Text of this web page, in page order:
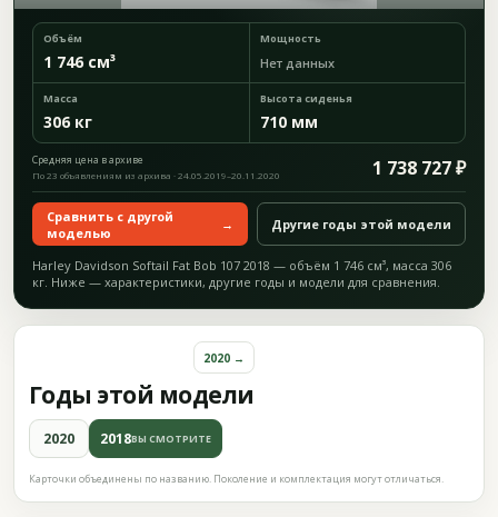
Объём
1 746 см³
Мощность
Нет данных
Масса
306 кг
Высота сиденья
710 мм
Средняя цена в архиве 1 738 727 ₽
По 23 объявлениям из архива · 24.05.2019–20.11.2020
Сравнить с другой
моделью
→ Другие годы этой модели
Harley Davidson Softail Fat Bob 107 2018 — объём 1 746 см³, масса 306
кг. Ниже — характеристики, другие годы и модели для сравнения.
Годы этой модели
2020 →
2020 2018ВЫ СМОТРИТЕ
Карточки объединены по названию. Поколение и комплектация могут отличаться.